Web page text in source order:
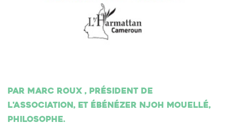
Par Marc Roux , président de
l'association, et Ébénézer Njoh Mouellé,
philosophe.